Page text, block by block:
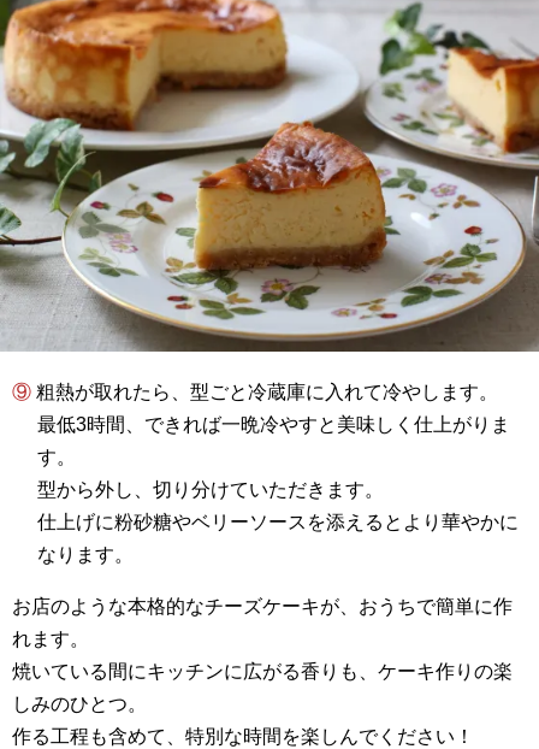
⑨ 粗熱が取れたら、型ごと冷蔵庫に入れて冷やします。
最低3時間、できれば一晩冷やすと美味しく仕上がりま
す。
型から外し、切り分けていただきます。
仕上げに粉砂糖やベリーソースを添えるとより華やかに
なります。
お店のような本格的なチーズケーキが、おうちで簡単に作
れます。
焼いている間にキッチンに広がる香りも、ケーキ作りの楽
しみのひとつ。
作る工程も含めて、特別な時間を楽しんでください！